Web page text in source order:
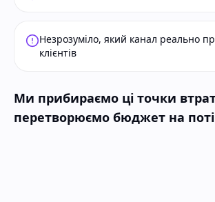
Незрозуміло, який канал реально
клієнтів
Ми прибираємо ці точки
перетворюємо бюджет на